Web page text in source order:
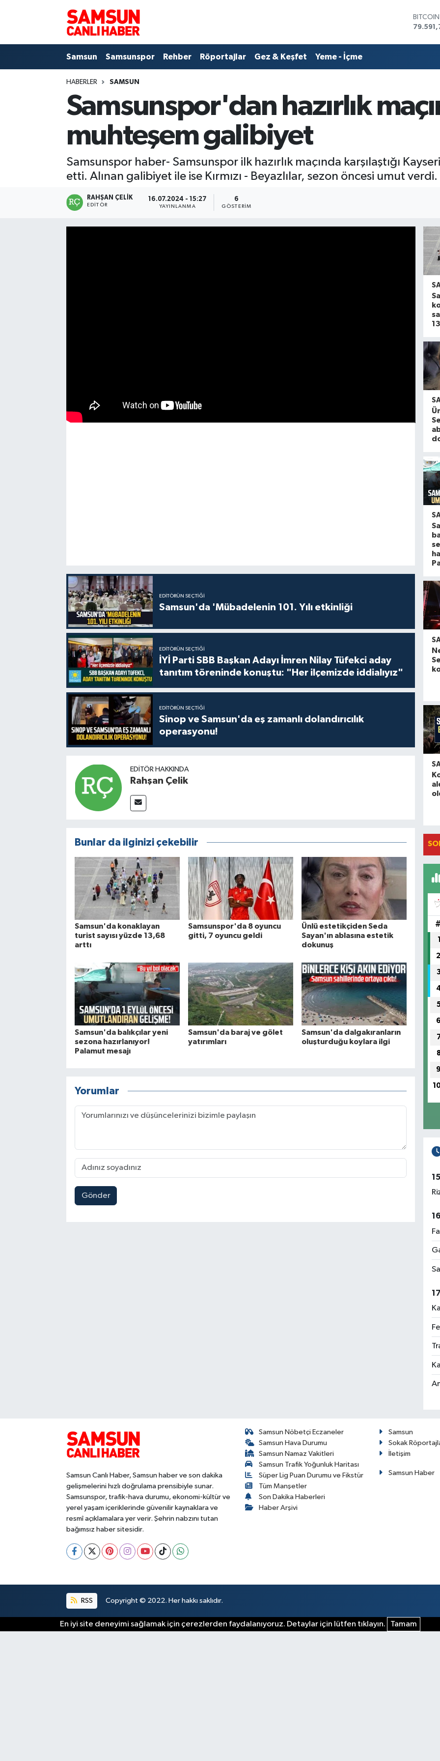
DOLAR
BİST100
Samsun Samsunspor Rehber Röportajlar Gez & Keşfet Yeme - İçme
HABERLER SAMSUN
Samsunspor'dan hazırlık
muhteşem galibiyet
Samsunspor haber- Samsunspor ilk hazırlık maçında karşılaştığı
etti. Alınan galibiyet ile ise Kırmızı - Beyazlılar, sezon öncesi umut verdi.
RAHŞAN ÇELIK
EDITÖR
16.07.2024 - 15:27
YAYINLANMA
6
GÖSTERIM
EDITÖRÜN SEÇTIĞI
Samsun'da 'Mübadelenin 101. Yılı etkinliği
EDITÖRÜN SEÇTIĞI
İYİ Parti SBB Başkan Adayı İmren Nilay Tüfekci aday
tanıtım töreninde konuştu: "Her ilçemizde iddialıyız"
EDITÖRÜN SEÇTIĞI
Sinop ve Samsun'da eş zamanlı dolandırıcılık
operasyonu!
EDITÖR HAKKINDA
Rahşan Çelik
Bunlar da ilginizi çekebilir
Samsun'da konaklayan
turist sayısı yüzde 13,68
arttı
Samsunspor'da 8 oyuncu
gitti, 7 oyuncu geldi
Ünlü estetikçiden Seda
Sayan'ın ablasına estetik
dokunuş
Samsun'da balıkçılar yeni
sezona hazırlanıyor!
Palamut mesajı
Samsun'da baraj ve gölet
yatırımları
Samsun'da dalgakıranların
oluşturduğu koylara ilgi
Yorumlar
Gönder
#
1
2
6
9
Samsun Canlı Haber, Samsun haber ve son dakika
gelişmelerini hızlı doğrulama prensibiyle sunar.
Samsunspor, trafik-hava durumu, ekonomi-kültür ve
yerel yaşam içeriklerinde güvenilir kaynaklara ve
resmî açıklamalara yer verir. Şehrin nabzını tutan
bağımsız haber sitesidir.
Samsun Nöbetçi Eczaneler
Samsun Hava Durumu
Samsun Namaz Vakitleri
Samsun Trafik Yoğunluk Haritası
Süper Lig Puan Durumu ve Fikstür
Tüm Manşetler
Son Dakika Haberleri
Haber Arşivi
Samsun
Sokak
İletişim
Samsun Haber
RSS Copyright © 2022. Her hakkı saklıdır.
En iyi site deneyimi sağlamak için çerezlerden faydalanıyoruz. Detaylar için lütfen tıklayın. Tamam
Samsunspor
Samsun Nöbetçi Eczaneler
Samsun Hava Durumu
Samsun Trafik Yoğunluk Haritası
Süper Lig Puan Durumu ve Fikstür
Tüm Manşetler
Haber Arşivi